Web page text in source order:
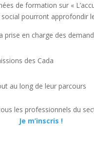
de formation sur «
pourront approfondir
prise en charge des
des Cada
au long de leur parcours
les professionnels du
Je m’inscris !